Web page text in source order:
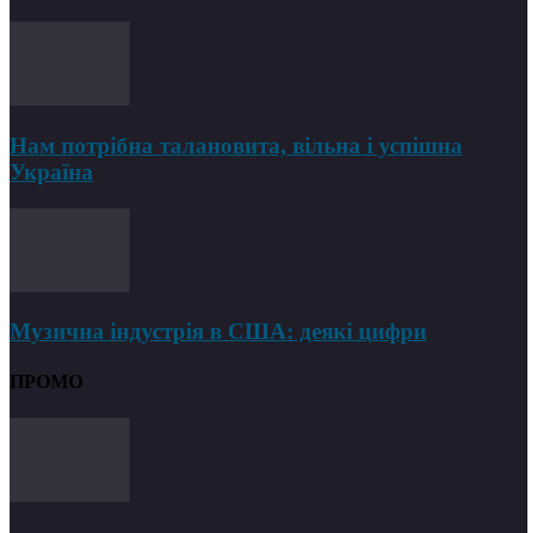
Нам потрібна талановита, вільна і успішна
Україна
Музична індустрія в США: деякі цифри
ПРОМО